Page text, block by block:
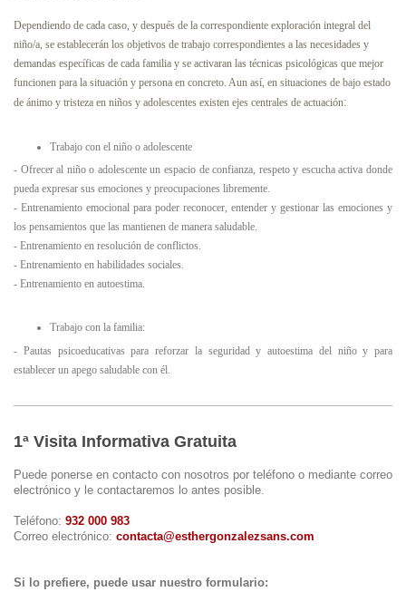
Dependiendo de cada caso, y después de la correspondiente exploración integral del
niño/a, se establecerán los objetivos de trabajo correspondientes a las necesidades y
demandas específicas de cada familia y se activaran las técnicas psicológicas que mejor
funcionen para la situación y persona en concreto. Aun así, en situaciones de bajo estado
de ánimo y tristeza en niños y adolescentes existen ejes centrales de actuación:
Trabajo con el niño o adolescente
- Ofrecer al niño o adolescente un espacio de confianza, respeto y escucha activa donde
pueda expresar sus emociones y preocupaciones libremente.
- Entrenamiento emocional para poder reconocer, entender y gestionar las emociones y
los pensamientos que las mantienen de manera saludable.
- Entrenamiento en resolución de conflictos.
- Entrenamiento en habilidades sociales.
- Entrenamiento en autoestima.
Trabajo con la familia:
- Pautas psicoeducativas para reforzar la seguridad y autoestima del niño y para
establecer un apego saludable con él.
1ª Visita Informativa Gratuita
Puede ponerse en contacto con nosotros por teléfono o mediante correo
electrónico y le contactaremos lo antes posible.
Teléfono: 932 000 983
Correo electrónico: contacta@esthergonzalezsans.com
Si lo prefiere, puede usar nuestro formulario: